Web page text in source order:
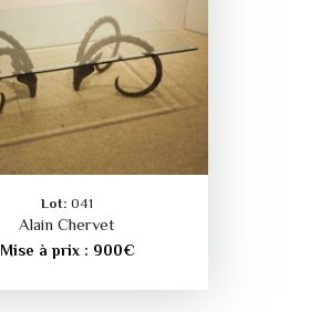
Lot: 041
Alain Chervet
Mise à prix : 900€